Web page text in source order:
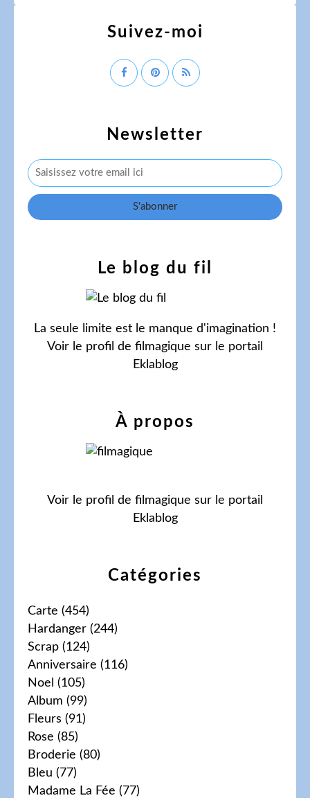
Newsletter
Catégories
Carte (454)
Hardanger (244)
Scrap (124)
Anniversaire (116)
Noel (105)
Album (99)
Fleurs (91)
Rose (85)
Broderie (80)
Bleu (77)
Madame La Fée (77)
Le blog du fil
La seule limite est le manque d'imagination !
Voir le profil de filmagique sur le portail
Eklablog
Suivez-moi
À propos
Voir le profil de filmagique sur le portail
Eklablog